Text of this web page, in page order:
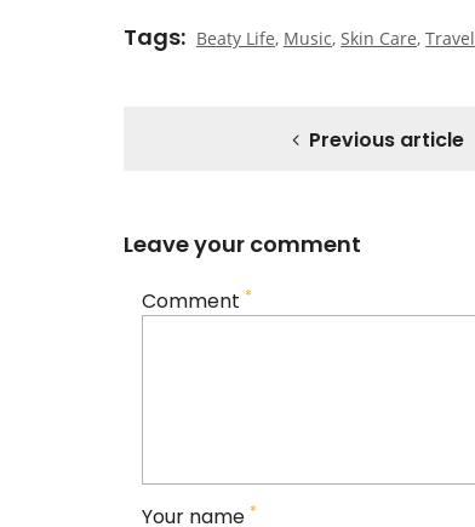
Tags Beaty Life, Music, Skin Care, Travel
Previous article
Leave your comment
Comment *
Your name *